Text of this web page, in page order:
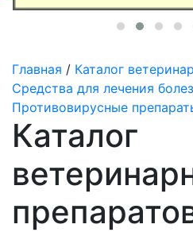
Главная / Каталог
Средства для лечения
Противовирусные
Каталог